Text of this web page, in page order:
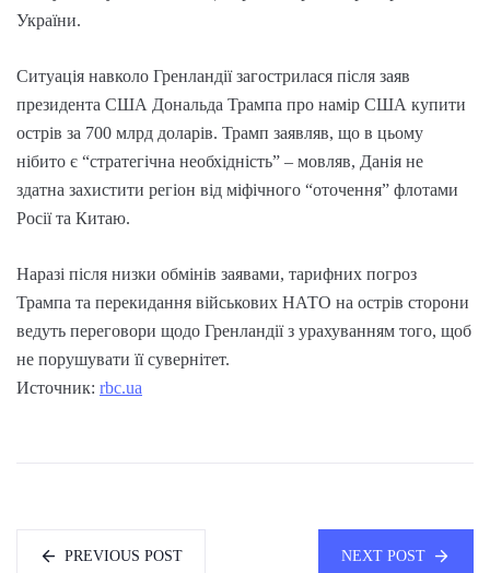
України.
Ситуація навколо Гренландії загострилася після заяв
президента США Дональда Трампа про намір США купити
острів за 700 млрд доларів. Трамп заявляв, що в цьому
нібито є “стратегічна необхідність” – мовляв, Данія не
здатна захистити регіон від міфічного “оточення” флотами
Росії та Китаю.
Наразі після низки обмінів заявами, тарифних погроз
Трампа та перекидання військових НАТО на острів сторони
ведуть переговори щодо Гренландії з урахуванням того, щоб
не порушувати її сувернітет.
Источник: rbc.ua
PREVIOUS POST NEXT POST